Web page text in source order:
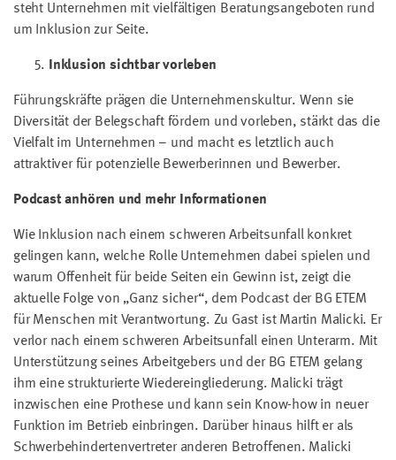
steht Unternehmen mit vielfältigen Beratungsangeboten rund
um Inklusion zur Seite.
Inklusion sichtbar vorleben
Führungskräfte prägen die Unternehmenskultur. Wenn sie
Diversität der Belegschaft fördern und vorleben, stärkt das die
Vielfalt im Unternehmen – und macht es letztlich auch
attraktiver für potenzielle Bewerberinnen und Bewerber.
Podcast anhören und mehr Informationen
Wie Inklusion nach einem schweren Arbeitsunfall konkret
gelingen kann, welche Rolle Unternehmen dabei spielen und
warum Offenheit für beide Seiten ein Gewinn ist, zeigt die
aktuelle Folge von „Ganz sicher“, dem Podcast der BG ETEM
für Menschen mit Verantwortung. Zu Gast ist Martin Malicki. Er
verlor nach einem schweren Arbeitsunfall einen Unterarm. Mit
Unterstützung seines Arbeitgebers und der BG ETEM gelang
ihm eine strukturierte Wiedereingliederung. Malicki trägt
inzwischen eine Prothese und kann sein Know-how in neuer
Funktion im Betrieb einbringen. Darüber hinaus hilft er als
Schwerbehindertenvertreter anderen Betroffenen. Malicki